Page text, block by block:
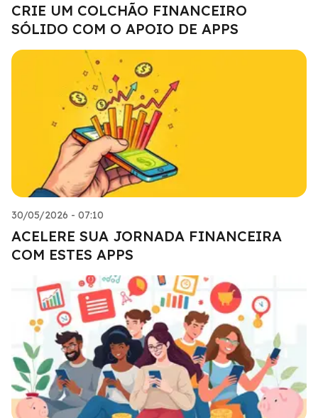
CRIE UM COLCHÃO FINANCEIRO
SÓLIDO COM O APOIO DE APPS
30/05/2026 - 07:10
ACELERE SUA JORNADA FINANCEIRA
COM ESTES APPS